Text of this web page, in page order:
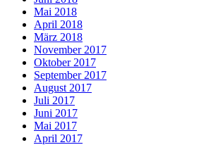
Mai 2018
April 2018
März 2018
November 2017
Oktober 2017
September 2017
August 2017
Juli 2017
Juni 2017
Mai 2017
April 2017